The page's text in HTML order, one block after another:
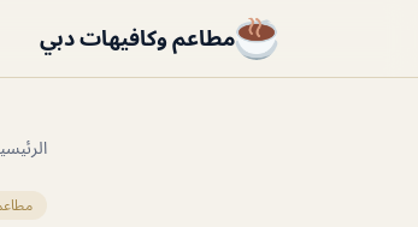
مطاعم وكافيهات دبي